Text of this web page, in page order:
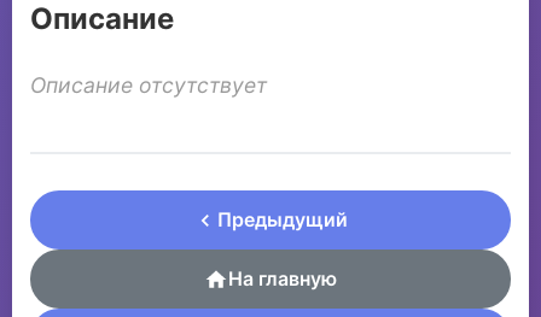
Описание
Описание отсутствует
Предыдущий
На главную